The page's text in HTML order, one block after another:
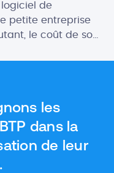
logiciel de
petite entreprise
le coût de son
[…]les
dans la
de leur